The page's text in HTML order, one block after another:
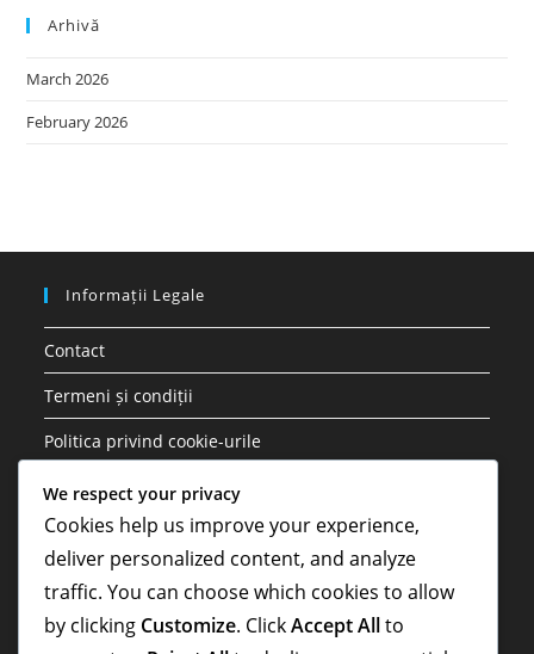
Arhivă
March 2026
February 2026
Informații Legale
Contact
Termeni și condiții
Politica privind cookie-urile
Confidențialitatea ta
Cine suntem
Căutare
We respect your privacy
Cookies help us improve your experience,
deliver personalized content, and analyze
traffic. You can choose which cookies to allow
by clicking Customize. ClickAccept Allto